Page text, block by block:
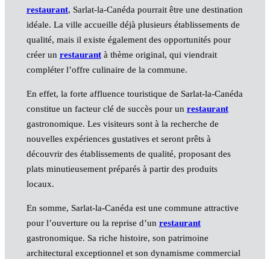
restaurant, Sarlat-la-Canéda pourrait être une destination
idéale. La ville accueille déjà plusieurs établissements de
qualité, mais il existe également des opportunités pour
créer un restaurantà thème original, qui viendrait
compléter l’offre culinaire de la commune.
En effet, la forte affluence touristique de Sarlat-la-Canéda
constitue un facteur clé de succès pour un restaurant
gastronomique. Les visiteurs sont à la recherche de
nouvelles expériences gustatives et seront prêts à
découvrir des établissements de qualité, proposant des
plats minutieusement préparés à partir des produits
locaux.
En somme, Sarlat-la-Canéda est une commune attractive
pour l’ouverture ou la reprise d’un restaurant
gastronomique. Sa riche histoire, son patrimoine
architectural exceptionnel et son dynamisme commercial